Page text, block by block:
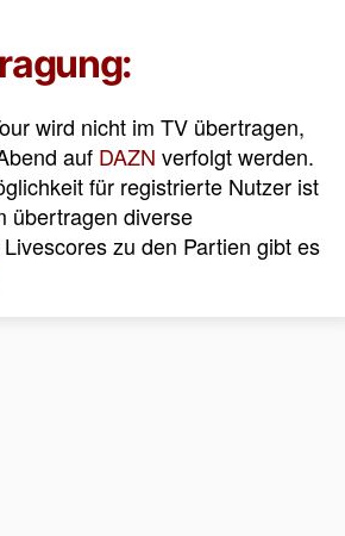
wird nicht im TV übertragen,
auf DAZN verfolgt werden.
für registrierte Nutzer ist
übertragen diverse
zu den Partien gibt es